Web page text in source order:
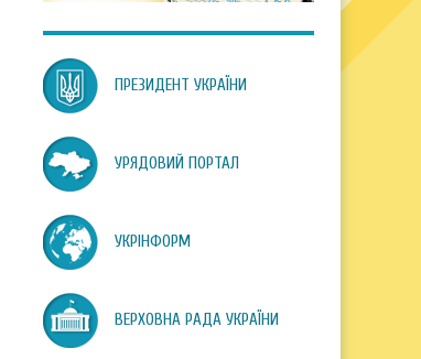
ПРЕЗИДЕНТ УКРАЇНИ
УРЯДОВИЙ ПОРТАЛ
УКРІНФОРМ
ВЕРХОВНА РАДА УКРАЇНИ